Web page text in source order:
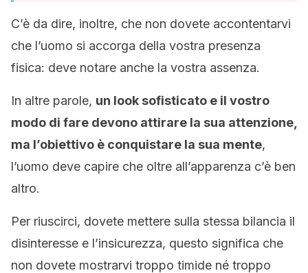
C’è da dire, inoltre, che non dovete accontentarvi
che l’uomo si accorga della vostra presenza
fisica: deve notare anche la vostra assenza.
In altre parole, un look sofisticato e il vostro
modo di fare devono attirare la sua attenzione,
ma l’obiettivo è conquistare la sua mente,
l’uomo deve capire che oltre all’apparenza c’è ben
altro.
Per riuscirci, dovete mettere sulla stessa bilancia il
disinteresse e l’insicurezza, questo significa che
non dovete mostrarvi troppo timide né troppo